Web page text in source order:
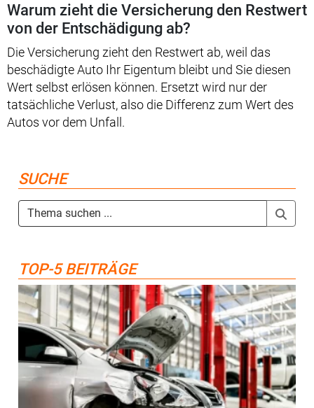
Warum zieht die Versicherung den Restwert
von der Entschädigung ab?
Die Versicherung zieht den Restwert ab, weil das
beschädigte Auto Ihr Eigentum bleibt und Sie diesen
Wert selbst erlösen können. Ersetzt wird nur der
tatsächliche Verlust, also die Differenz zum Wert des
Autos vor dem Unfall.
SUCHE
TOP-5 BEITRÄGE